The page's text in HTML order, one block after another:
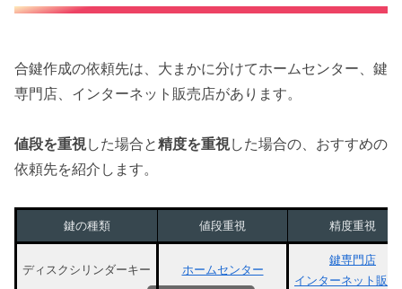
合鍵作成の依頼先は、大まかに分けてホームセンター、鍵
専門店、インターネット販売店があります。
値段を重視した場合と精度を重視した場合の、おすすめの
依頼先を紹介します。
鍵の種類 値段重視 精度重視
ディスクシリンダーキー ホームセンター
鍵専門店
インターネット販売